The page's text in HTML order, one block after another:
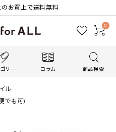
お買上で送料無料
0
リー コラム 商品検索
ル
でも可)